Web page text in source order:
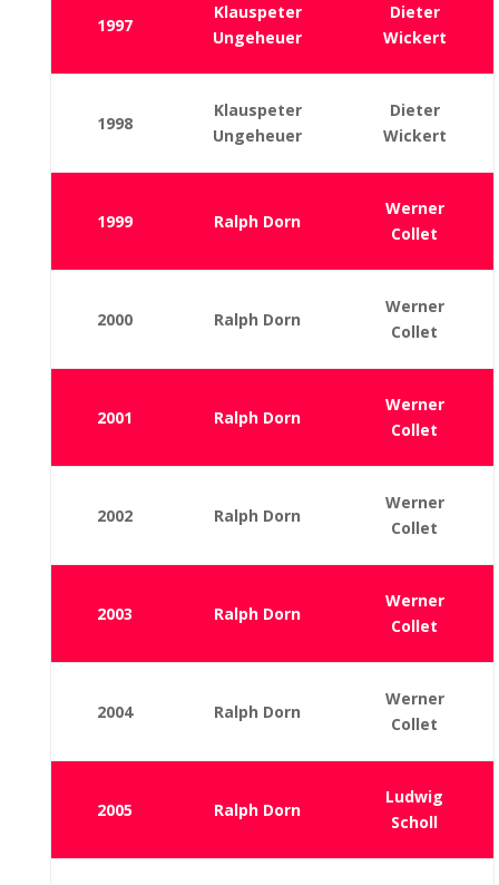
1997
Klauspeter
Ungeheuer
Dieter
Wickert
1998
Klauspeter
Ungeheuer
Dieter
Wickert
1999 Ralph Dorn
Werner
Collet
2000 Ralph Dorn
Werner
Collet
2001 Ralph Dorn
Werner
Collet
2002 Ralph Dorn
Werner
Collet
2003 Ralph Dorn
Werner
Collet
2004 Ralph Dorn
Werner
Collet
2005 Ralph Dorn
Ludwig
Scholl